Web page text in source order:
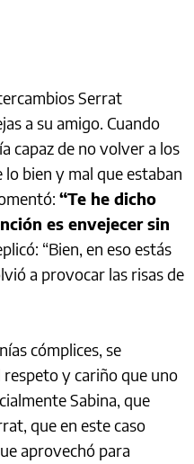
Serrat
a su amigo. Cuando
capaz de no volver a los
bien y mal que estaban
“Te he dicho
es envejecer sin
“Bien, en eso estás
a provocar las risas de
cómplices, se
y cariño que uno
Sabina, que
que en este caso
aprovechó para